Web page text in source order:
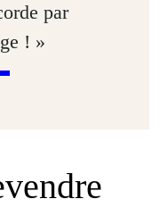
par
! »